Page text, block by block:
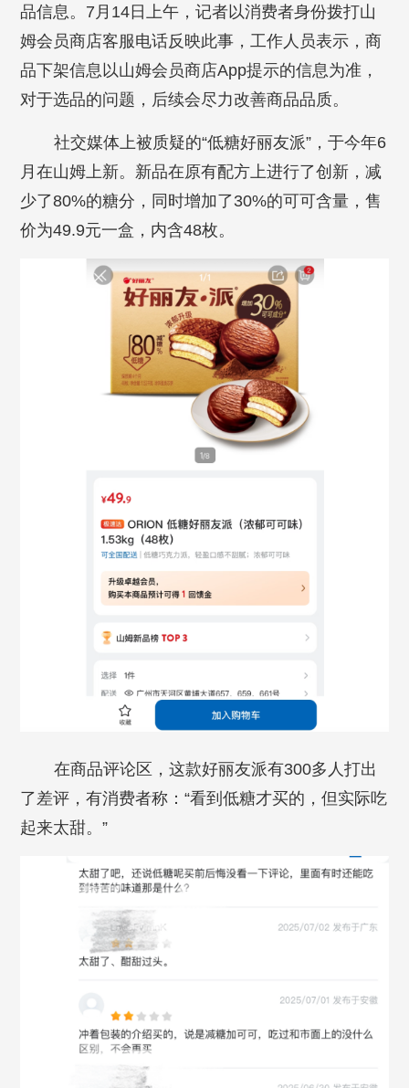
品信息。7月14日上午，记者以消费者身份拨打山
姆会员商店客服电话反映此事，工作人员表示，商
品下架信息以山姆会员商店App提示的信息为准，
对于选品的问题，后续会尽力改善商品品质。
社交媒体上被质疑的“低糖好丽友派”，于今年6
月在山姆上新。新品在原有配方上进行了创新，减
少了80%的糖分，同时增加了30%的可可含量，售
价为49.9元一盒，内含48枚。
在商品评论区，这款好丽友派有300多人打出
了差评，有消费者称：“看到低糖才买的，但实际吃
起来太甜。”